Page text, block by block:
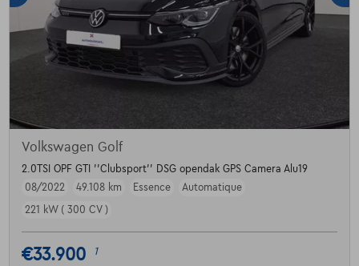
Volkswagen Golf
2.0TSI OPF GTI ''Clubsport'' DSG opendak GPS Camera Alu19
08/2022
49.108 km Essence
Automatique
221 kW ( 300 CV )
€33.900 1